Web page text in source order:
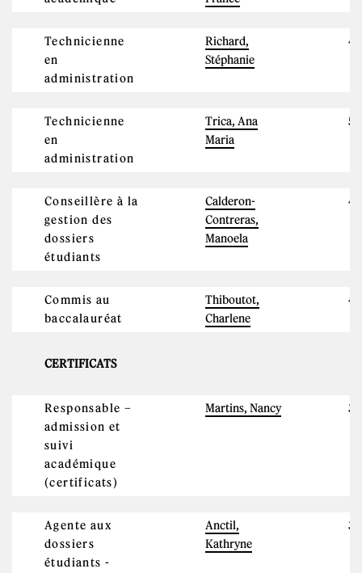
Technicienne
en
administration
Richard,
Stéphanie
Technicienne
en
administration
Trica, Ana
Maria
Conseillère à la
gestion des
dossiers
étudiants
Calderon-
Contreras,
Manoela
Commis au
baccalauréat
Thiboutot,
Charlene
CERTIFICATS
Responsable –
admission et
suivi
académique
(certificats)
Martins, Nancy
Agente aux
dossiers
étudiants -
Anctil,
Kathryne